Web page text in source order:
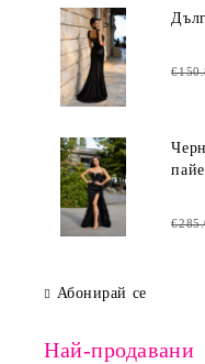
Абонирай се
Най-продавани